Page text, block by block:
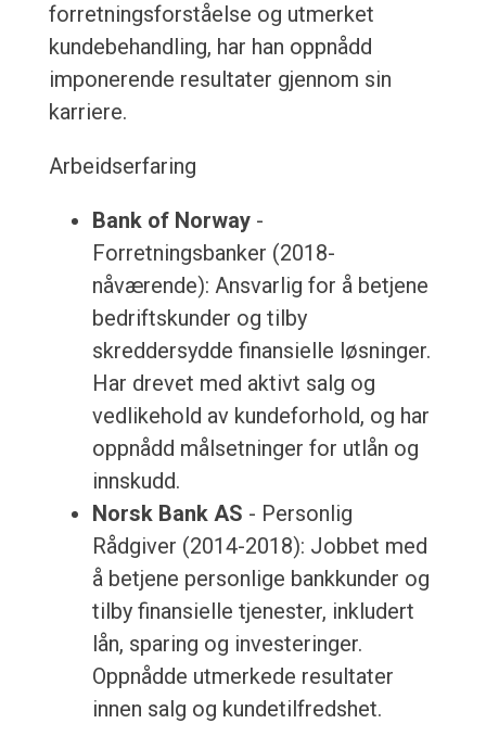
forretningsforståelse og utmerket
kundebehandling, har han oppnådd
imponerende resultater gjennom sin
karriere.
Arbeidserfaring
Bank of Norway-
Forretningsbanker (2018-
nåværende): Ansvarlig for å betjene
bedriftskunder og tilby
skreddersydde finansielle løsninger.
Har drevet med aktivt salg og
vedlikehold av kundeforhold, og har
oppnådd målsetninger for utlån og
innskudd.
Norsk Bank AS - Personlig
Rådgiver (2014-2018): Jobbet med
å betjene personlige bankkunder og
tilby finansielle tjenester, inkludert
lån, sparing og investeringer.
Oppnådde utmerkede resultater
innen salg og kundetilfredshet.